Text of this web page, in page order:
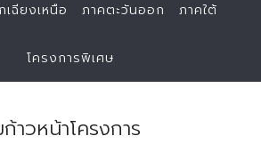
ฉียงเหนือ ภาคตะวันออก ภาคใต้
โครงการพิเศษ
าวหน้าโครงการ